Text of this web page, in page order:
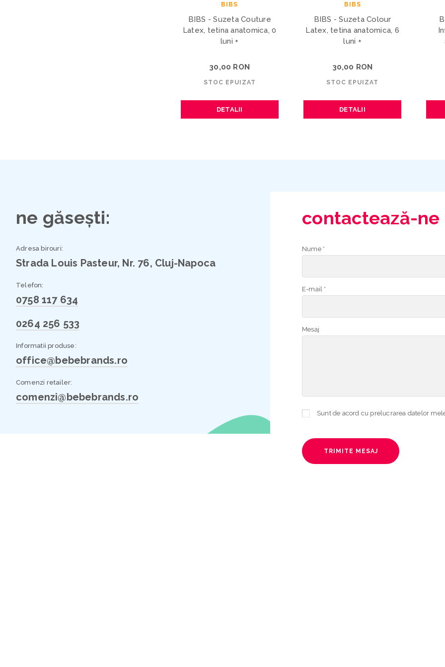
BIBS
BIBS - Suzeta Couture
Latex, tetina anatomica, 0
luni +
30,00 RON
STOC EPUIZAT
DETALII
BIBS
BIBS - Suzeta Colour
Latex, tetina anatomica, 6
luni +
30,00 RON
STOC EPUIZAT
DETALII
ne găsești:
Adresa birouri:
Strada Louis Pasteur, Nr. 76, Cluj-Napoca
Telefon:
0758 117 634
0264 256 533
Informatii produse:
office@bebebrands.ro
Comenzi retailer:
comenzi@bebebrands.ro
contactează-ne
Nume *
E-mail *
Mesaj
TRIMITE MESAJ